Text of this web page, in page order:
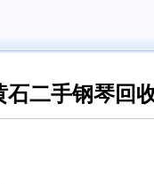
石二手钢琴回